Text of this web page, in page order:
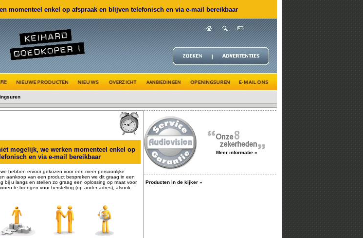
momenteel enkel op afspraak en blijven telefonisch en via e-mail bereikbaar
mogelijk, we werken momenteel enkel op
en via e-mail bereikbaar
hebben ervoor gekozen voor een meer persoonlijke
aankoop van een product bespreken we dit graag in een
bij u langs en stellen zo graag een oplossing op maat voor.
te brengen voor herstelling (op ander adres), alsook
Meer informatie »
Producten in de kijker »